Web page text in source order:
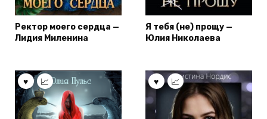
Ректор моего сердца —
Лидия Миленина
Я тебя (не) прощу —
Юлия Николаева